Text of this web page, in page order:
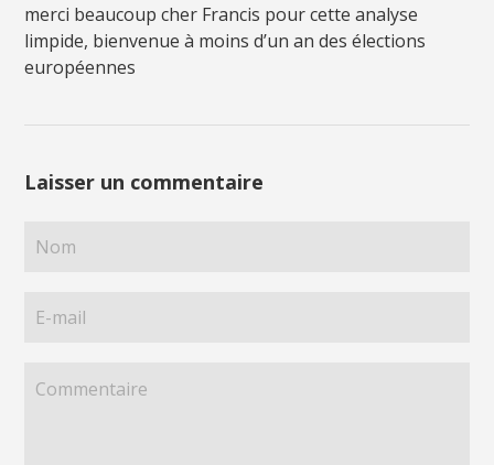
merci beaucoup cher Francis pour cette analyse
limpide, bienvenue à moins d’un an des élections
européennes
Laisser un commentaire